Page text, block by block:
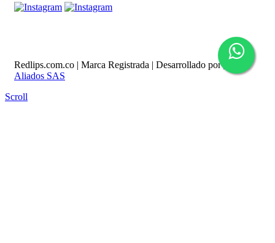
Redlips.com.co | Marca Registrada | Desarrollado por
Aliados SAS
Scroll